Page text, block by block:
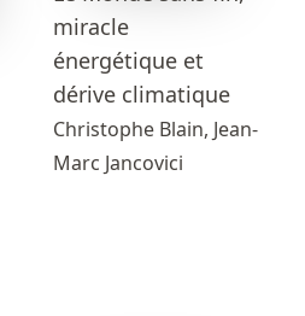
miracle
énergétique et
dérive climatique
Christophe Blain, Jean-
Marc Jancovici